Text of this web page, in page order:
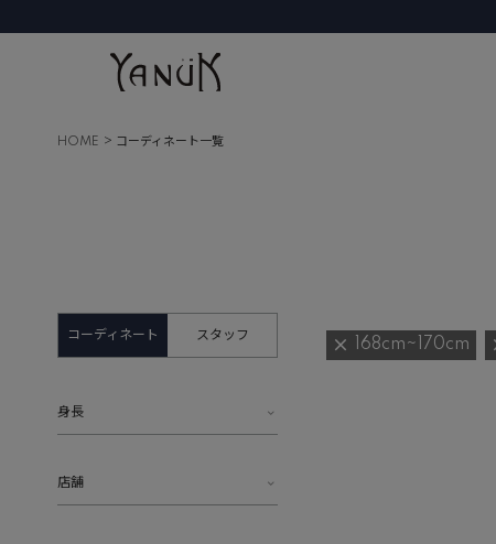
HOME コーディネート一覧
コーディネート スタッフ
身長
店舗
168cm~170cm